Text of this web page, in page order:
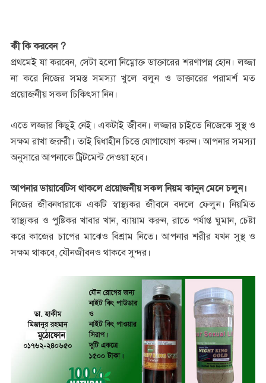
কী কি করবেন ?
প্রথমেই যা করবেন, সেটা হলো নিম্নোক্ত ডাক্তারের শরণাপন্ন হোন। লজ্জা
না করে নিজের সমস্ত সমস্যা খুলে বলুন ও ডাক্তারের পরামর্শ মত
প্রয়োজনীয় সকল চিকিৎসা নিন।
এতে লজ্জার কিছুই নেই। একটাই জীবন। লজ্জার চাইতে নিজেকে সুস্থ ও
সক্ষম রাখা জরুরী। তাই দ্বিধাহীন চিত্তে যোগাযোগ করুন। আপনার সমস্যা
অনুসারে আপনাকে ট্রিটমেন্ট দেওয়া হবে।
আপনার ডায়াবেটিস থাকলে প্রয়োজনীয় সকল নিয়ম কানুন মেনে চলুন।
নিজের জীবনধারাকে একটি স্বাস্থ্যকর জীবনে বদলে ফেলুন। নিয়মিত
স্বাস্থ্যকর ও পুষ্টিকর খাবার খান, ব্যায়াম করুন, রাতে পর্যাপ্ত ঘুমান, চেষ্টা
করে কাজের চাপের মাঝেও বিশ্রাম নিতে। আপনার শরীর যখন সুস্থ ও
সক্ষম থাকবে, যৌনজীবনও থাকবে সুন্দর।